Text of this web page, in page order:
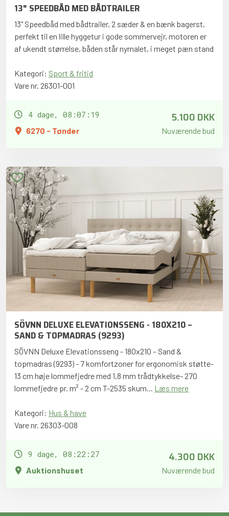
13" SPEEDBÅD MED BÅDTRAILER
13" Speedbåd med bådtrailer, 2 sæder & en bænk bagerst,
perfekt til en lille hyggetur i gode sommervejr, motoren er
af ukendt størrelse, båden står nymalet, i meget pæn stand
Kategori: Sport & fritid
Vare nr. 26301-001
4 dage, 08:07:18
6270 - Tønder
5.100 DKK
Nuværende bud
SÖVNN DELUXE ELEVATIONSSENG - 180X210 –
SAND & TOPMADRAS (9293)
SÖVNN Deluxe Elevationsseng - 180x210 – Sand &
topmadras (9293) - 7 komfortzoner for ergonomisk støtte-
13 cm høje lommefjedre med 1,8 mm trådtykkelse- 270
lommefjedre pr. m² - 2 cm T-2535 skum... Læs mere
Kategori: Hus & have
Vare nr. 26303-008
9 dage, 08:22:26
Auktionshuset
4.300 DKK
Nuværende bud